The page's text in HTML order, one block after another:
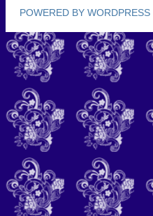
POWERED BY WORDPRESS